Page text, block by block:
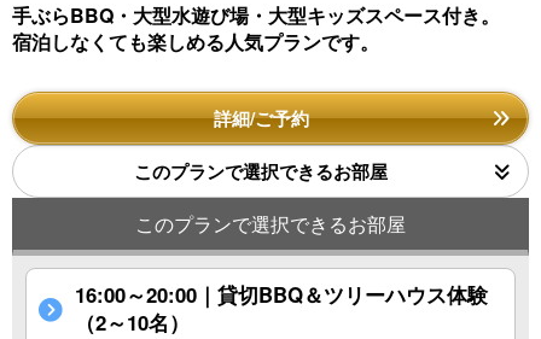
手ぶらBBQ・大型水遊び場・大型キッズスペース付き。
宿泊しなくても楽しめる人気プランです。
詳細/ご予約
このプランで選択できるお部屋
このプランで選択できるお部屋
16:00～20:00｜貸切BBQ＆ツリーハウス体験
（2～10名）